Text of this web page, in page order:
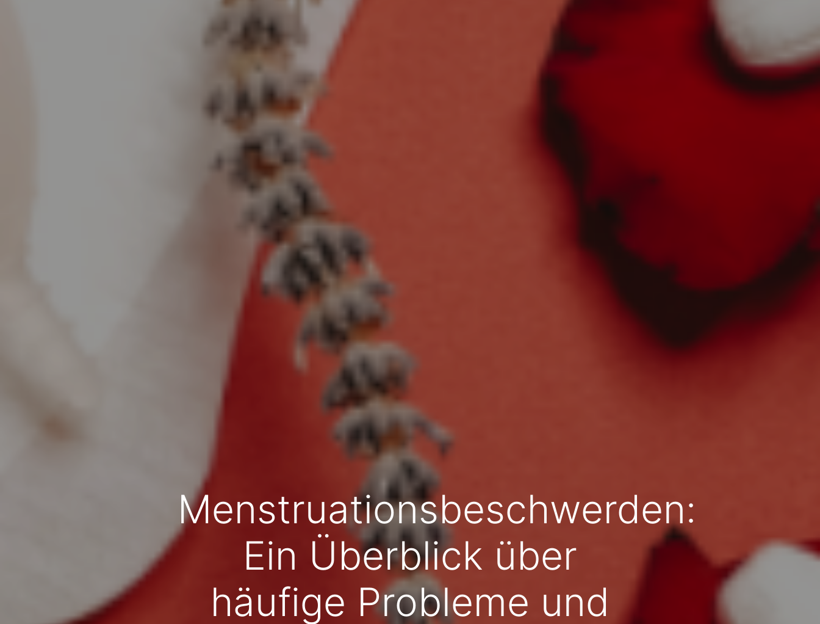
Menstruationsbeschwerden:
Ein Überblick über
häufige Probleme und